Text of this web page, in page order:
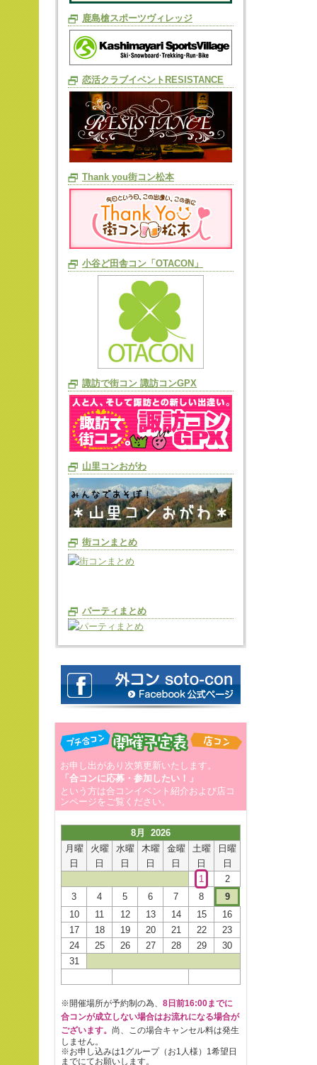
鹿島槍スポーツヴィレッジ
恋活クラブイベントRESISTANCE
Thank you街コン松本
小谷ど田舎コン「OTACON」
諏訪で街コン 諏訪コンGPX
山里コンおがわ
街コンまとめ
パーティまとめ
お申し出があり次第更新いたします。
「合コンに応募・参加したい！」
という方は合コンイベント紹介および店コ
ンページをご覧ください。
8月 2026
月曜
日
火曜
日
水曜
日
木曜
日
金曜
日
土曜
日
日曜
日
1
2
3
4 5 6 7 8
9
10
11 12 13 14 15
16
17
18 19 20 21 22
23
24
25 26 27 28 29
30
31
※開催場所が予約制の為、 8日前16:00までに
合コンが成立しない場合はお流れになる場合が
ございます。 尚、この場合キャンセル料は発生
しません。
※お申し込みは1グループ（お1人様）1希望日
までにてお願いします。